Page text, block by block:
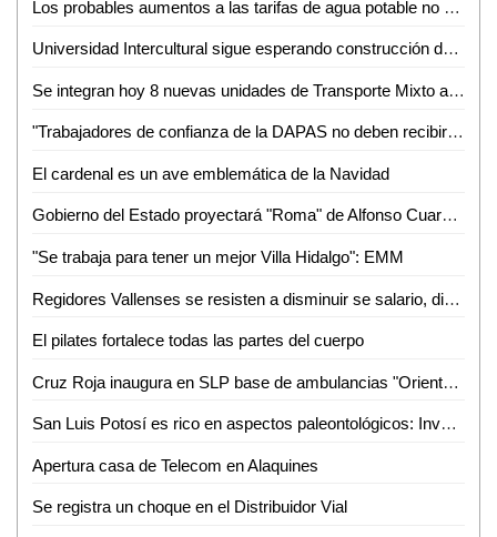
Los probables aumentos a las tarifas de agua potable no son responsabilidad de la ASE
Universidad Intercultural sigue esperando construcción de camino por parte del Ayuntamiento
Se integran hoy 8 nuevas unidades de Transporte Mixto a rutas de Valles
"Trabajadores de confianza de la DAPAS no deben recibir aguinaldo, incluyendo a Edgar Sánchez": Alejandro Ballesteros
El cardenal es un ave emblemática de la Navidad
Gobierno del Estado proyectará "Roma" de Alfonso Cuarón en la Cineteca Alameda
"Se trabaja para tener un mejor Villa Hidalgo": EMM
Regidores Vallenses se resisten a disminuir se salario, dicen que legalmente no se puede
El pilates fortalece todas las partes del cuerpo
Cruz Roja inaugura en SLP base de ambulancias "Oriente-Sur"
San Luis Potosí es rico en aspectos paleontológicos: Investigador de la UASLP
Apertura casa de Telecom en Alaquines
Se registra un choque en el Distribuidor Vial